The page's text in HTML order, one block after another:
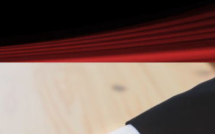
Category manager